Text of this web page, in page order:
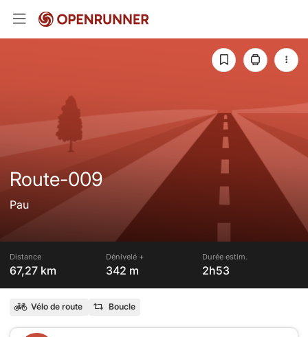
Route-009
Pau
Distance
67,27 km
Dénivelé +
342 m
Durée estim.
2h53
Vélo de route Boucle